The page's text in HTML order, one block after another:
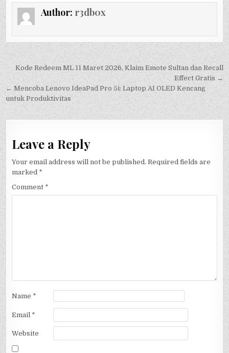
Author: r3db0x
Post
navigation
Kode Redeem ML 11 Maret 2026, Klaim Emote Sultan dan Recall
Effect Gratis →
← Mencoba Lenovo IdeaPad Pro 5i: Laptop AI OLED Kencang
untuk Produktivitas
Leave a Reply
Your email address will not be published. Required fields are
marked *
Comment *
Name *
Email *
Website